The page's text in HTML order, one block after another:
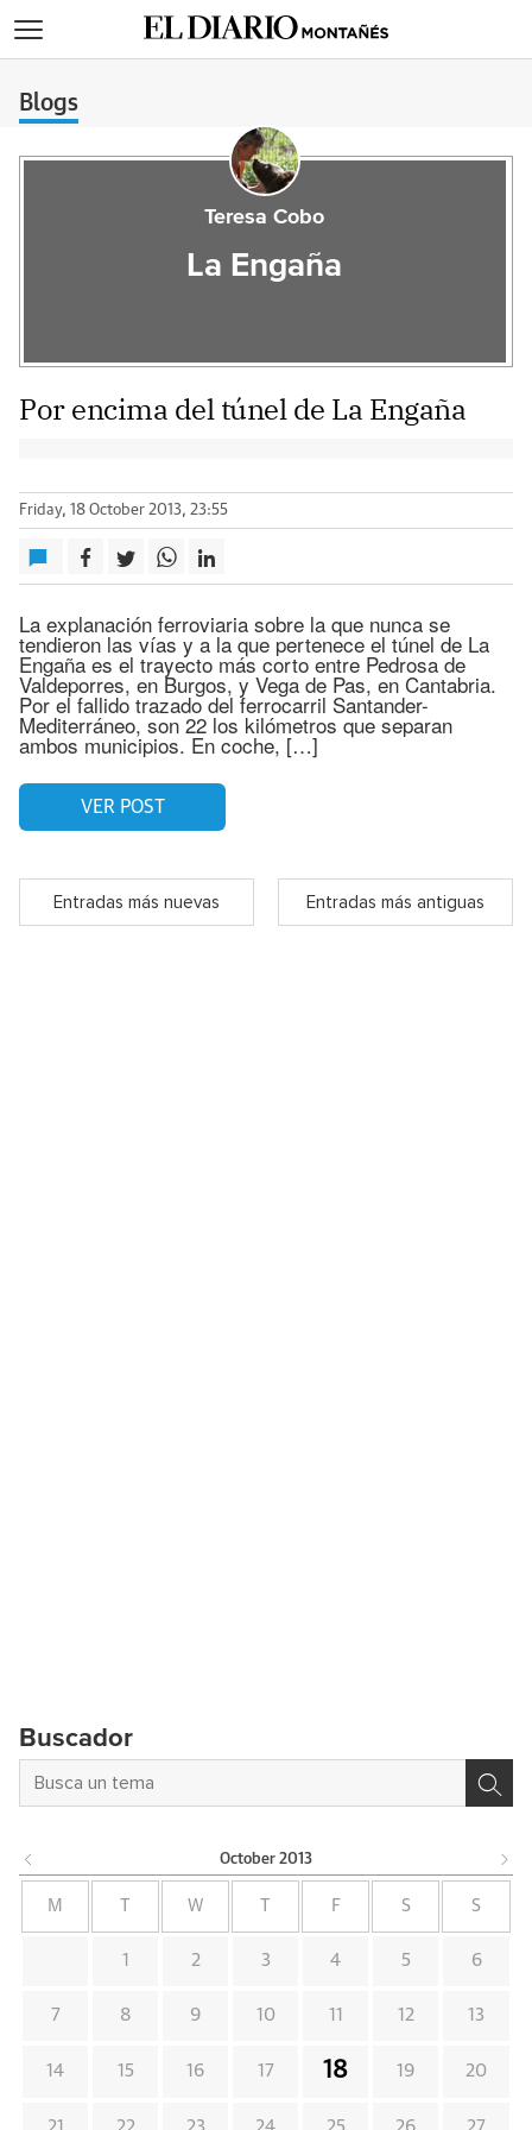
Blogs
Teresa Cobo
La Engaña
Por encima del túnel de La Engaña
Friday, 18 October 2013, 23:55
La explanación ferroviaria sobre la que nunca se
tendieron las vías y a la que pertenece el túnel de La
Engaña es el trayecto más corto entre Pedrosa de
Valdeporres, en Burgos, y Vega de Pas, en Cantabria.
Por el fallido trazado del ferrocarril Santander-
Mediterráneo, son 22 los kilómetros que separan
ambos municipios. En coche, […]
VER POST
Entradas más nuevas Entradas más antiguas
Buscador
October 2013
M W F S S
1 2 3 4 5 6
7 8 9 10 11 12 13
14 15 16 17 18 19 20